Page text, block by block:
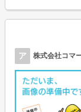
ア 株式会社コマ